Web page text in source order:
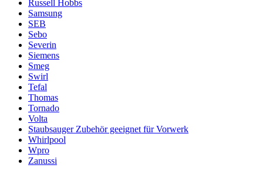
Russell Hobbs
Samsung
SEB
Sebo
Severin
Siemens
Smeg
Swirl
Tefal
Thomas
Tornado
Volta
Staubsauger Zubehör geeignet für Vorwerk
Whirlpool
Wpro
Zanussi